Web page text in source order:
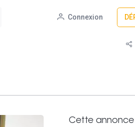
Connexion
Cette annonce